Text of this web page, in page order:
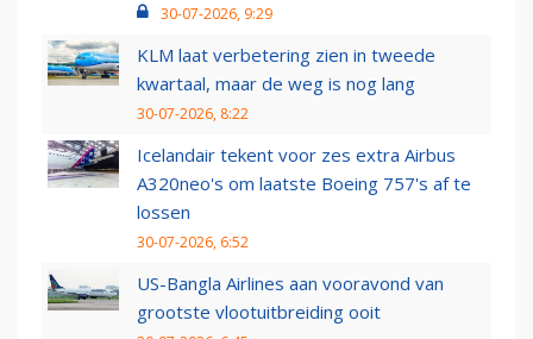
30-07-2026, 9:29
KLM laat verbetering zien in tweede
kwartaal, maar de weg is nog lang
30-07-2026, 8:22
Icelandair tekent voor zes extra Airbus
A320neo's om laatste Boeing 757's af te
lossen
30-07-2026, 6:52
US-Bangla Airlines aan vooravond van
grootste vlootuitbreiding ooit